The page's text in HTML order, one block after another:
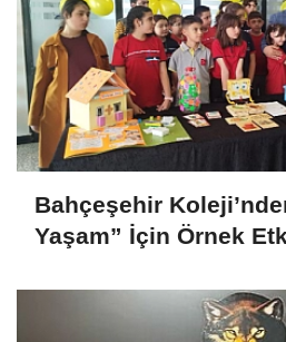
Bahçeşehir
Yaşam” İçin Örnek